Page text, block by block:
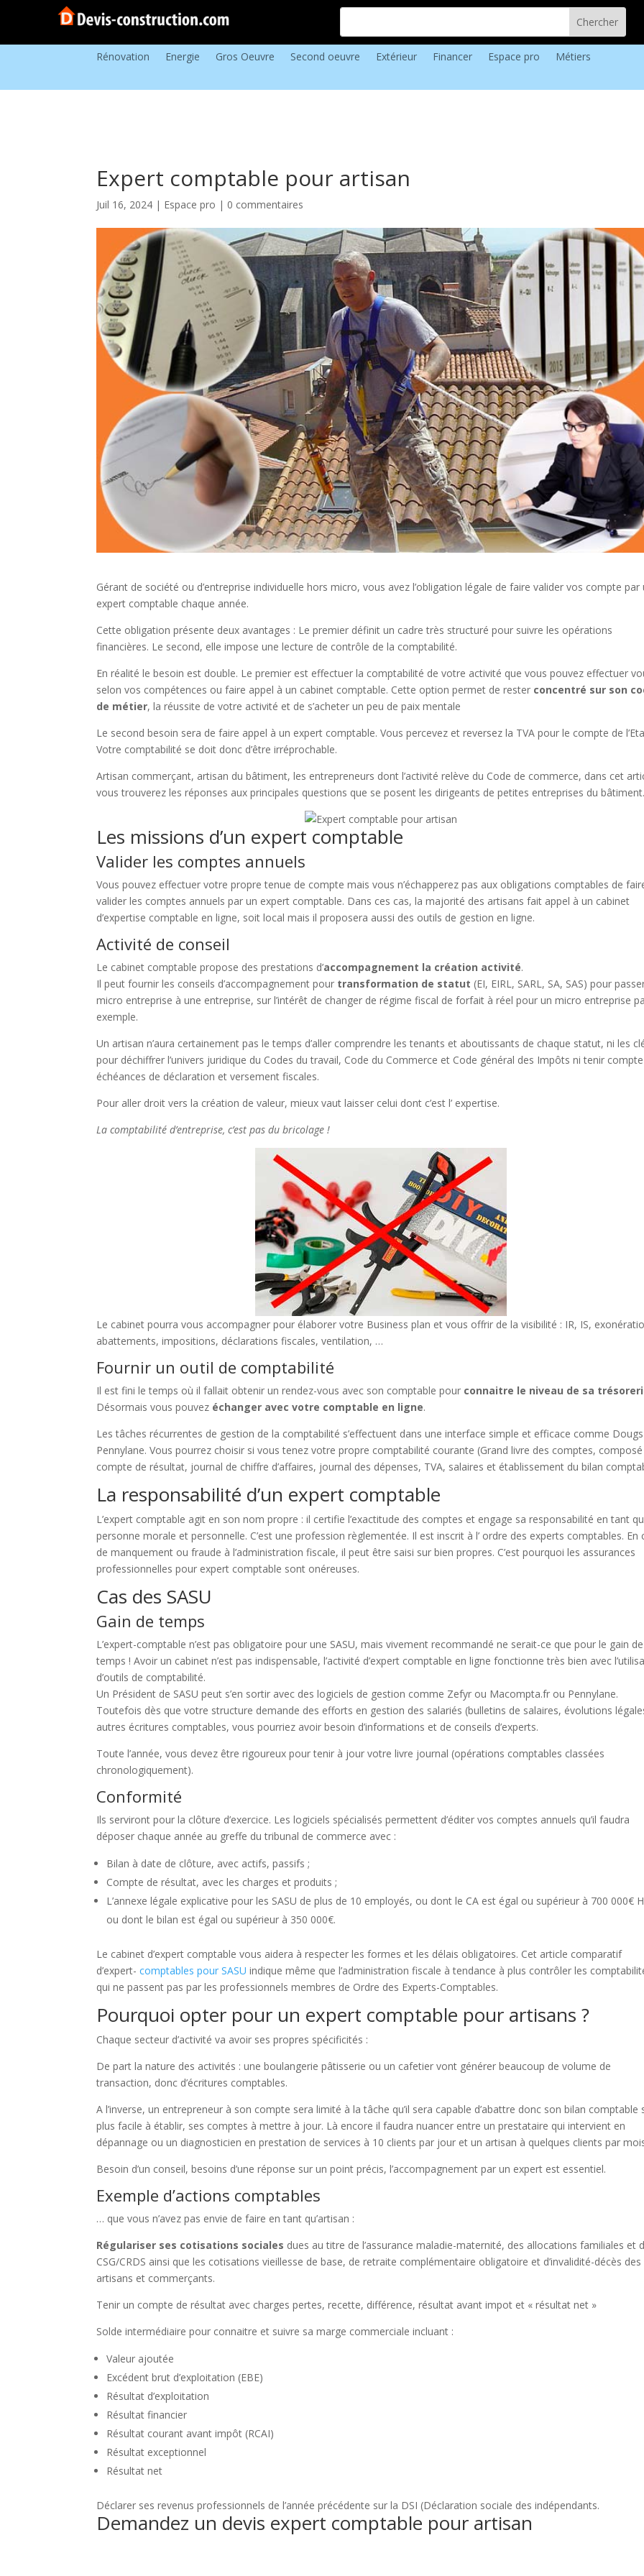
Rénovation Energie Gros Oeuvre Second oeuvre Extérieur Financer Espace pro Métiers
Expert comptable pour artisan
Juil 16, 2024 | Espace pro | 0 commentaires
Gérant de société ou d’entreprise individuelle hors micro, vous avez l’obligation légale de faire valider vos compte par
expert comptable chaque année.
Cette obligation présente deux avantages : Le premier définit un cadre très structuré pour suivre les opérations
financières. Le second, elle impose une lecture de contrôle de la comptabilité.
En réalité le besoin est double. Le premier est effectuer la comptabilité de votre activité que vous pouvez effectuer
selon vos compétences ou faire appel à un cabinet comptable. Cette option permet de rester concentré sur son
de métier, la réussite de votre activité et de s’acheter un peu de paix mentale
Le second besoin sera de faire appel à un expert comptable. Vous percevez et reversez la TVA pour le compte de
Votre comptabilité se doit donc d’être irréprochable.
Artisan commerçant, artisan du bâtiment, les entrepreneurs dont l’activité relève du Code de commerce, dans cet
vous trouverez les réponses aux principales questions que se posent les dirigeants de petites entreprises du bâtiment.
Les missions d’un expert comptable
Valider les comptes annuels
Vous pouvez effectuer votre propre tenue de compte mais vous n’échapperez pas aux obligations comptables de
valider les comptes annuels par un expert comptable. Dans ces cas, la majorité des artisans fait appel à un cabinet
d’expertise comptable en ligne, soit local mais il proposera aussi des outils de gestion en ligne.
Activité de conseil
Le cabinet comptable propose des prestations d’accompagnement la création activité.
Il peut fournir les conseils d’accompagnement pour transformation de statut (EI, EIRL, SARL, SA, SAS) pour
micro entreprise à une entreprise, sur l’intérêt de changer de régime fiscal de forfait à réel pour un micro entreprise
exemple.
Un artisan n’aura certainement pas le temps d’aller comprendre les tenants et aboutissants de chaque statut, ni les
pour déchiffrer l’univers juridique du Codes du travail, Code du Commerce et Code général des Impôts ni tenir
échéances de déclaration et versement fiscales.
Pour aller droit vers la création de valeur, mieux vaut laisser celui dont c’est l’ expertise.
La comptabilité d’entreprise, c’est pas du bricolage !
Le cabinet pourra vous accompagner pour élaborer votre Business plan et vous offrir de la visibilité : IR, IS,
abattements, impositions, déclarations fiscales, ventilation, …
Fournir un outil de comptabilité
Il est fini le temps où il fallait obtenir un rendez-vous avec son comptable pour connaitre le niveau de sa
Désormais vous pouvez échanger avec votre comptable en ligne.
Les tâches récurrentes de gestion de la comptabilité s’effectuent dans une interface simple et efficace comme
Pennylane. Vous pourrez choisir si vous tenez votre propre comptabilité courante (Grand livre des comptes, composé
compte de résultat, journal de chiffre d’affaires, journal des dépenses, TVA, salaires et établissement du bilan
La responsabilité d’un expert comptable
L’expert comptable agit en son nom propre : il certifie l’exactitude des comptes et engage sa responsabilité en tant
personne morale et personnelle. C’est une profession règlementée. Il est inscrit à l’ ordre des experts comptables. En
de manquement ou fraude à l’administration fiscale, il peut être saisi sur bien propres. C’est pourquoi les assurances
professionnelles pour expert comptable sont onéreuses.
Cas des SASU
Gain de temps
L’expert-comptable n’est pas obligatoire pour une SASU, mais vivement recommandé ne serait-ce que pour le gain de
temps ! Avoir un cabinet n’est pas indispensable, l’activité d’expert comptable en ligne fonctionne très bien avec
d’outils de comptabilité.
Un Président de SASU peut s’en sortir avec des logiciels de gestion comme Zefyr ou Macompta.fr ou Pennylane.
Toutefois dès que votre structure demande des efforts en gestion des salariés (bulletins de salaires, évolutions
autres écritures comptables, vous pourriez avoir besoin d’informations et de conseils d’experts.
Toute l’année, vous devez être rigoureux pour tenir à jour votre livre journal (opérations comptables classées
chronologiquement).
Conformité
Ils serviront pour la clôture d’exercice. Les logiciels spécialisés permettent d’éditer vos comptes annuels qu’il faudra
déposer chaque année au greffe du tribunal de commerce avec :
Bilan à date de clôture, avec actifs, passifs ;
Compte de résultat, avec les charges et produits ;
L’annexe légale explicative pour les SASU de plus de 10 employés, ou dont le CA est égal ou supérieur à 700 000€
ou dont le bilan est égal ou supérieur à 350 000€.
Le cabinet d’expert comptable vous aidera à respecter les formes et les délais obligatoires. Cet article comparatif
d’expert-comptables pour SASU indique même que l’administration fiscale à tendance à plus contrôler les
qui ne passent pas par les professionnels membres de Ordre des Experts-Comptables.
Pourquoi opter pour un expert comptable pour artisans ?
Chaque secteur d’activité va avoir ses propres spécificités :
De part la nature des activités : une boulangerie pâtisserie ou un cafetier vont générer beaucoup de volume de
transaction, donc d’écritures comptables.
A l’inverse, un entrepreneur à son compte sera limité à la tâche qu’il sera capable d’abattre donc son bilan comptable
plus facile à établir, ses comptes à mettre à jour. Là encore il faudra nuancer entre un prestataire qui intervient en
dépannage ou un diagnosticien en prestation de services à 10 clients par jour et un artisan à quelques clients par
Besoin d’un conseil, besoins d’une réponse sur un point précis, l’accompagnement par un expert est essentiel.
Exemple d’actions comptables
… que vous n’avez pas envie de faire en tant qu’artisan :
Régulariser ses cotisations sociales dues au titre de l’assurance maladie-maternité, des allocations familiales et
CSG/CRDS ainsi que les cotisations vieillesse de base, de retraite complémentaire obligatoire et d’invalidité-décès des
artisans et commerçants.
Tenir un compte de résultat avec charges pertes, recette, différence, résultat avant impot et « résultat net »
Solde intermédiaire pour connaitre et suivre sa marge commerciale incluant :
Valeur ajoutée
Excédent brut d’exploitation (EBE)
Résultat d’exploitation
Résultat financier
Résultat courant avant impôt (RCAI)
Résultat exceptionnel
Résultat net
Déclarer ses revenus professionnels de l’année précédente sur la DSI (Déclaration sociale des indépendants.
Demandez un devis expert comptable pour artisan